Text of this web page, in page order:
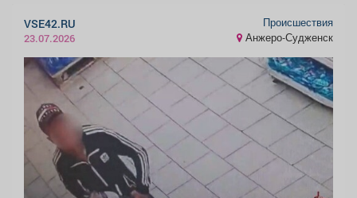
VSE42.RU
23.07.2026
Происшествия
Анжеро-Судженск